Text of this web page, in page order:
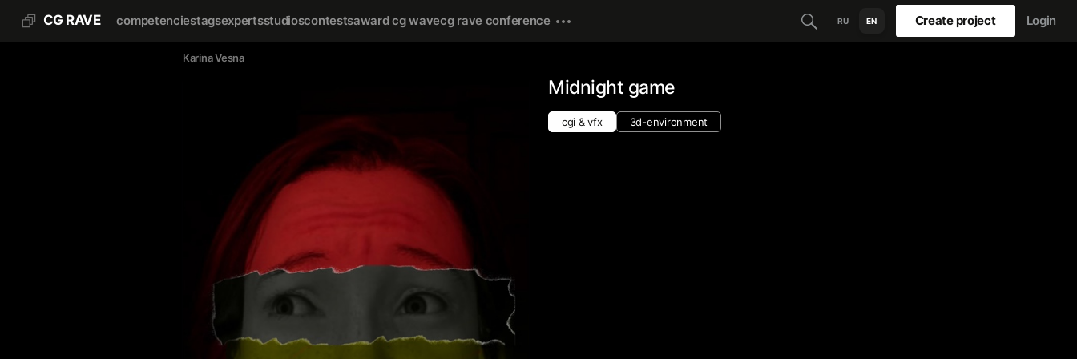
CG RAVE competenciestagsexpertsstudioscontestsaward cg wavecg rave conference RU EN Create project Login
Karina Vesna
Midnight game
cgi & vfx 3d-environment